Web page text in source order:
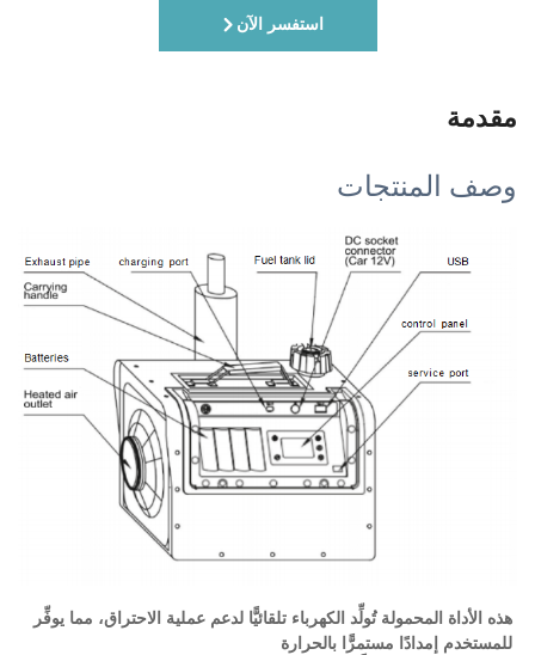
هذه الأداة المحمولة تُولِّد الكهرباء تلقائيًّا لدعم عملية الاحتراق، مما يوفِّر
بالحرارة